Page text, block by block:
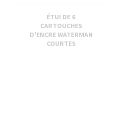
ÉTUI DE 6
CARTOUCHES
D'ENCRE WATERMAN
COURTES